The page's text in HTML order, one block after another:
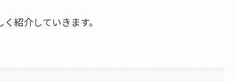
紹介していきます。